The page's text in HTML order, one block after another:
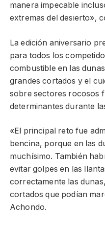
manera impecable
extremas del desierto»,
La edición aniversario
para todos los
combustible en las
grandes cortados y el
sobre sectores rocosos
determinantes durante
«El principal reto fue
bencina, porque en las
muchísimo. También
evitar golpes en las
correctamente las
cortados que podían
Achondo.